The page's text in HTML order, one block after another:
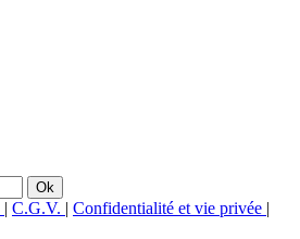
| C.G.V. | Confidentialité et vie privée |